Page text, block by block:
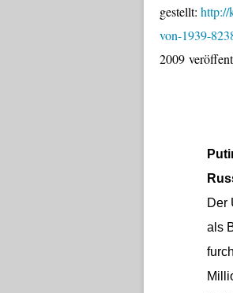
gestellt: http://
von-1939-
2009
Der
als